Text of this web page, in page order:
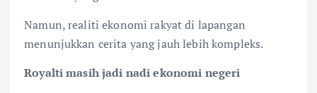
Namun, realiti ekonomi rakyat di lapangan
menunjukkan cerita yang jauh lebih kompleks.
Royalti masih jadi nadi ekonomi negeri